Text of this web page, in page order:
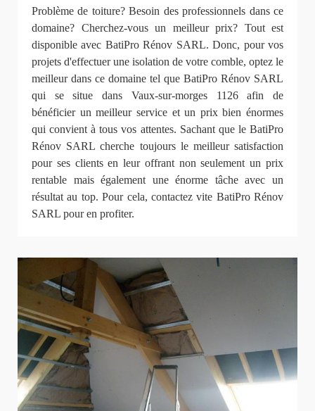
Problème de toiture? Besoin des professionnels dans ce
domaine? Cherchez-vous un meilleur prix? Tout est
disponible avec BatiPro Rénov SARL. Donc, pour vos
projets d'effectuer une isolation de votre comble, optez le
meilleur dans ce domaine tel que BatiPro Rénov SARL
qui se situe dans Vaux-sur-morges 1126 afin de
bénéficier un meilleur service et un prix bien énormes
qui convient à tous vos attentes. Sachant que le BatiPro
Rénov SARL cherche toujours le meilleur satisfaction
pour ses clients en leur offrant non seulement un prix
rentable mais également une énorme tâche avec un
résultat au top. Pour cela, contactez vite BatiPro Rénov
SARL pour en profiter.